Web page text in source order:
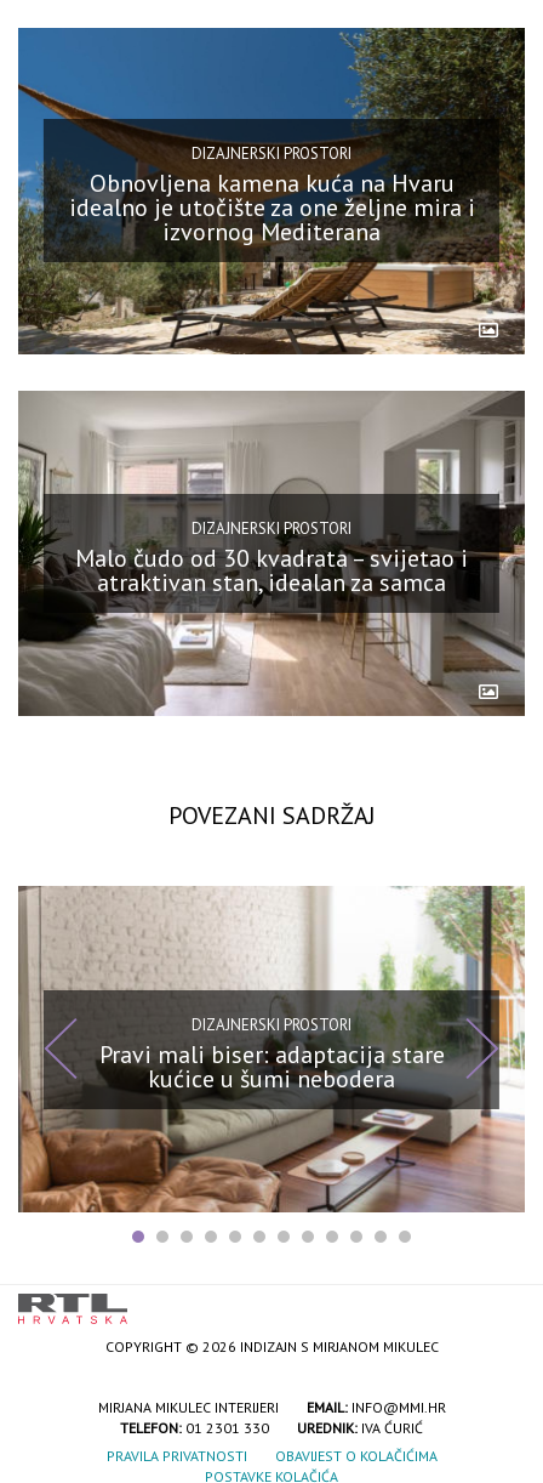
DIZAJNERSKI PROSTORI
Obnovljena kamena kuća na Hvaru
idealno je utočište za one željne mira i
izvornog Mediterana
DIZAJNERSKI PROSTORI
Malo čudo od 30 kvadrata – svijetao i
atraktivan stan, idealan za samca
POVEZANI SADRŽAJ
DIZAJNERSKI PROSTORI
Pravi mali biser: adaptacija stare
kućice u šumi nebodera
COPYRIGHT © 2026 INDIZAJN S MIRJANOM MIKULEC
MIRJANA MIKULEC INTERIJERI EMAIL: INFO@MMI.HR
TELEFON: 01 2301 330 UREDNIK: IVA ĆURIĆ
PRAVILA PRIVATNOSTI
OBAVIJEST O KOLAČIĆIMA
POSTAVKE KOLAČIĆA